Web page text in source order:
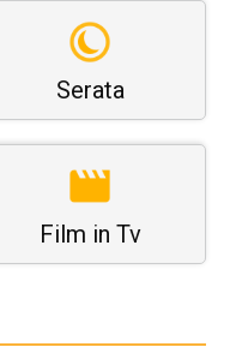
Serata
Film in Tv